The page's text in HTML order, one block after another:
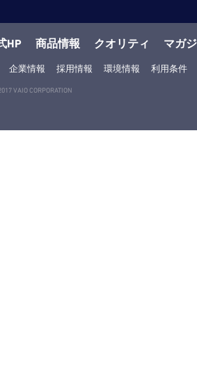
HP 商品情報 クオリティ マガ
企業情報 採用情報 環境情報 利用条件
VAIO CORPORATION